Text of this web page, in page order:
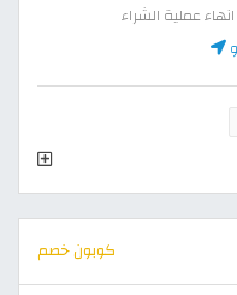
عملية الشراء
كوبون خصم